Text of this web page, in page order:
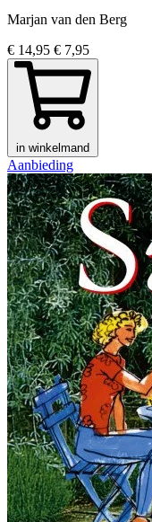
Marjan van den Berg
€ 14,95 € 7,95
in winkelmand
Aanbieding